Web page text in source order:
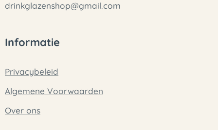
drinkglazenshop@gmail.com
Informatie
Privacybeleid
Algemene Voorwaarden
Over ons